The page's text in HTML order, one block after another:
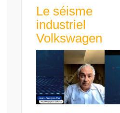
Le séisme
industriel
Volkswagen